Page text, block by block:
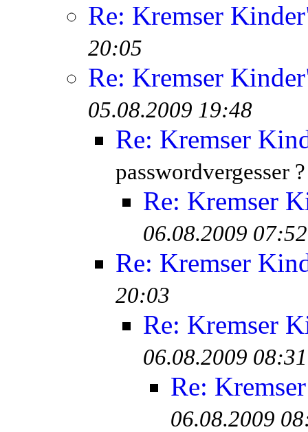
Re: Kremser
20:05
Re: Kremser
05.08.2009 19:48
Re: Kremser
passwordvergesser
Re: Kremser
06.08.2009 07:52
Re: Kremser
20:03
Re: Kremser
06.08.2009 08:31
Re:
06.08.2009